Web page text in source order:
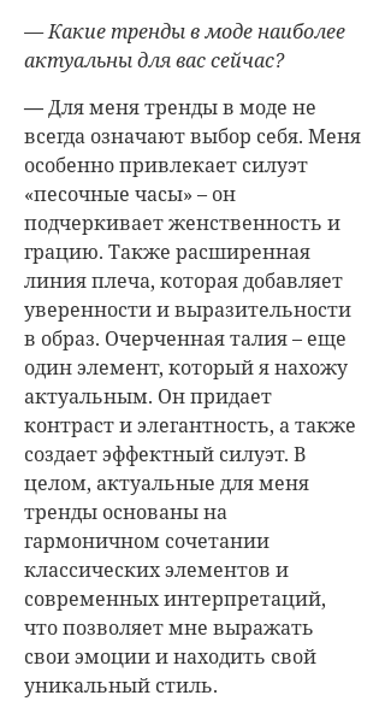
— Какие тренды в моде наиболее
актуальны для вас сейчас?
—Для меня тренды в моде не
всегда означают выбор себя. Меня
особенно привлекает силуэт
«песочные часы» – он
подчеркивает женственность и
грацию. Также расширенная
линия плеча, которая добавляет
уверенности и выразительности
в образ. Очерченная талия – еще
один элемент, который я нахожу
актуальным. Он придает
контраст и элегантность, а также
создает эффектный силуэт. В
целом, актуальные для меня
тренды основаны на
гармоничном сочетании
классических элементов и
современных интерпретаций,
что позволяет мне выражать
свои эмоции и находить свой
уникальный стиль.